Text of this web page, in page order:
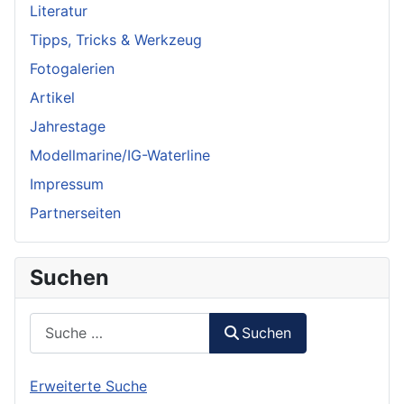
Literatur
Tipps, Tricks & Werkzeug
Fotogalerien
Artikel
Jahrestage
Modellmarine/IG-Waterline
Impressum
Partnerseiten
Suchen
Suchen
Erweiterte Suche